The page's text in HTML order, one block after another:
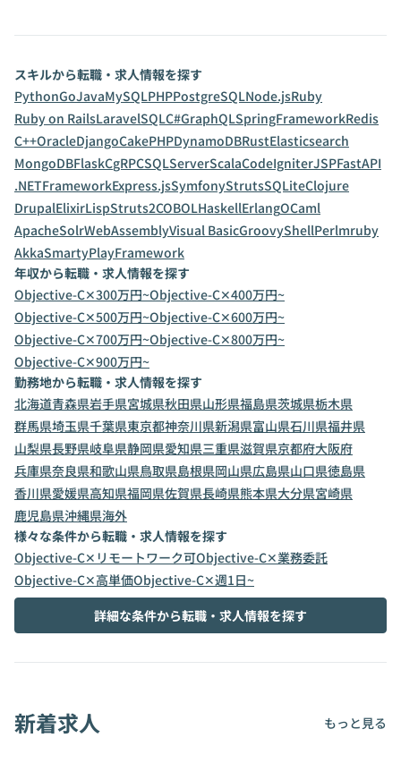
スキルから転職・求人情報を探す
PythonGoJavaMySQLPHPPostgreSQLNode.jsRuby
Ruby on RailsLaravelSQLC#GraphQLSpringFrameworkRedis
C++OracleDjangoCakePHPDynamoDBRustElasticsearch
MongoDBFlaskCgRPCSQLServerScalaCodeIgniterJSPFastAPI
.NETFrameworkExpress.jsSymfonyStrutsSQLiteClojure
DrupalElixirLispStruts2COBOLHaskellErlangOCaml
ApacheSolrWebAssemblyVisual BasicGroovyShellPerlmruby
AkkaSmartyPlayFramework
年収から転職・求人情報を探す
Objective-C✕300万円~Objective-C✕400万円~
Objective-C✕500万円~Objective-C✕600万円~
Objective-C✕700万円~Objective-C✕800万円~
Objective-C✕900万円~
勤務地から転職・求人情報を探す
北海道青森県岩手県宮城県秋田県山形県福島県茨城県栃木県
群馬県埼玉県千葉県東京都神奈川県新潟県富山県石川県福井県
山梨県長野県岐阜県静岡県愛知県三重県滋賀県京都府大阪府
兵庫県奈良県和歌山県鳥取県島根県岡山県広島県山口県徳島県
香川県愛媛県高知県福岡県佐賀県長崎県熊本県大分県宮崎県
鹿児島県沖縄県海外
様々な条件から転職・求人情報を探す
Objective-C✕リモートワーク可Objective-C✕業務委託
Objective-C✕高単価Objective-C✕週1日~
詳細な条件から転職・求人情報を探す
新着求人 もっと見る